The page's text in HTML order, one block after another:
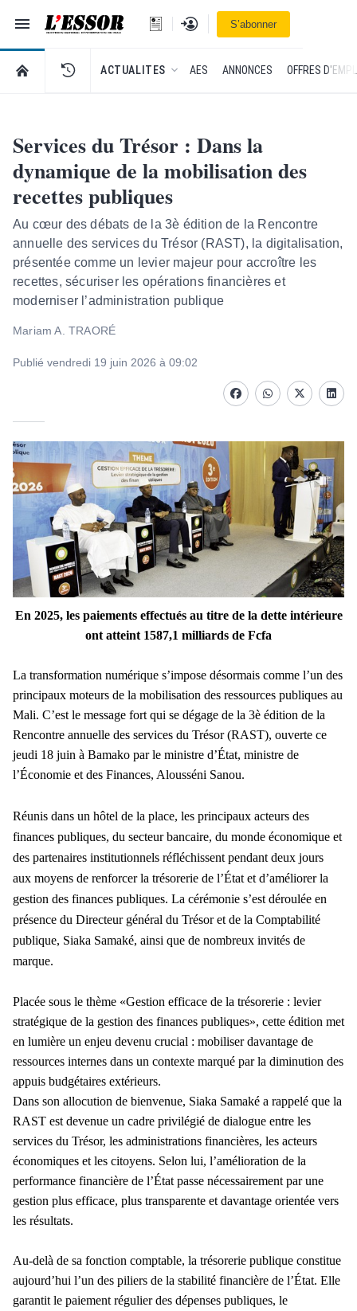
Navigation
L'Essor - retour à la une
Se connecterS’abonner
RETOUR À LA PAGE D’ACCUEIL DE L'ESSOR
ACTUALITES AES ANNONCES OFFRES
Services du Trésor : Dans la
dynamique de la mobilisation des
recettes publiques
Au cœur des débats de la 3è édition de la Rencontre
annuelle des services du Trésor (RAST), la digitalisation,
présentée comme un levier majeur pour accroître les
recettes, sécuriser les opérations financières et
moderniser l’administration publique
Mariam A. TRAORÉ
Publié vendredi 19 juin 2026 à 09:02
FacebookwhatsappTwitter
En 2025, les paiements effectués au titre de la dette intérieure
ont atteint 1587,1 milliards de Fcfa
La transformation numérique s’impose désormais comme l’un des
principaux moteurs de la mobilisation des ressources publiques au
Mali. C’est le message fort qui se dégage de la 3è édition de la
Rencontre annuelle des services du Trésor (RAST), ouverte ce
jeudi 18 juin à Bamako par le ministre d’État, ministre de
l’Économie et des Finances, Alousséni Sanou.
Réunis dans un hôtel de la place, les principaux acteurs des
finances publiques, du secteur bancaire, du monde économique et
des partenaires institutionnels réfléchissent pendant deux jours
aux moyens de renforcer la trésorerie de l’État et d’améliorer la
gestion des finances publiques. La cérémonie s’est déroulée en
présence du Directeur général du Trésor et de la Comptabilité
publique, Siaka Samaké, ainsi que de nombreux invités de
marque.
Placée sous le thème «Gestion efficace de la trésorerie : levier
stratégique de la gestion des finances publiques», cette édition met
en lumière un enjeu devenu crucial : mobiliser davantage de
ressources internes dans un contexte marqué par la diminution des
appuis budgétaires extérieurs.
Dans son allocution de bienvenue, Siaka Samaké a rappelé que la
RAST est devenue un cadre privilégié de dialogue entre les
services du Trésor, les administrations financières, les acteurs
économiques et les citoyens. Selon lui, l’amélioration de la
performance financière de l’État passe nécessairement par une
gestion plus efficace, plus transparente et davantage orientée vers
les résultats.
Au-delà de sa fonction comptable, la trésorerie publique constitue
aujourd’hui l’un des piliers de la stabilité financière de l’État. Elle
garantit le paiement régulier des dépenses publiques, le